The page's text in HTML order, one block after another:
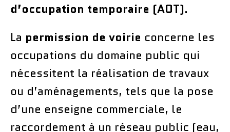
d’occupation temporaire (AOT).
La permission de voirie concerne les
occupations du domaine public qui
nécessitent la réalisation de travaux
ou d’aménagements, tels que la pose
d’une enseigne commerciale, le
raccordement à un réseau public (eau,